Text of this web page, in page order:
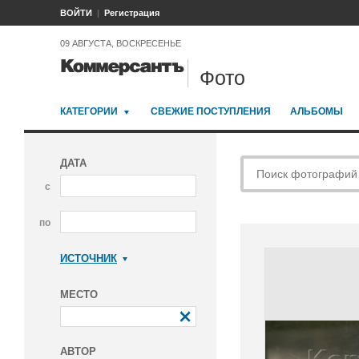
ВОЙТИ Регистрация
09 АВГУСТА, ВОСКРЕСЕНЬЕ
Фото
КАТЕГОРИИ СВЕЖИЕ ПОСТУПЛЕНИЯ АЛЬБОМЫ
ДАТА
с
по
ИСТОЧНИК
МЕСТО
АВТОР